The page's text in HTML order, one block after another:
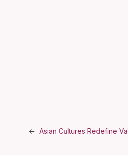
← Asian Cultures Redefine